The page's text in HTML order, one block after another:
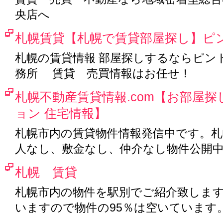
央店へ
札幌賃貸【札幌で賃貸部屋探し】ピ
札幌の賃貸情報 部屋探しするならピ
務所 賃貸 売買情報はお任せ！
札幌不動産賃貸情報.com【お部屋
ョン 住宅情報】
札幌市内の賃貸物件情報発信中です。
人なし、敷金なし、仲介なし物件公開
札幌 賃貸
札幌市内の物件を駅別でご紹介致しま
いますので物件の95％は空いています